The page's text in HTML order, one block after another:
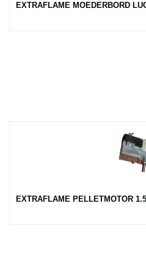
EXTRAFLAME MOEDERBORD
EXTRAFLAME PELLETMOTOR